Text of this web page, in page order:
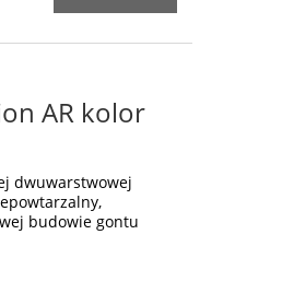
AR kolor
dwuwarstwowej
budowie gontu